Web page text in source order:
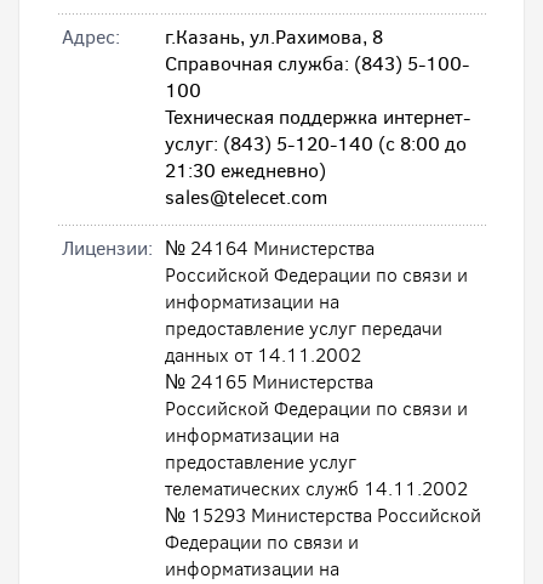
Адрес:
г.Казань, ул.Рахимова, 8
Справочная служба: (843) 5-100-
100
Техническая поддержка интернет-
услуг: (843) 5-120-140 (с 8:00 до
21:30 ежедневно)
sales@telecet.com
Лицензии: № 24164 Министерства
Российской Федерации по связи и
информатизации на
предоставление услуг передачи
данных от 14.11.2002
№ 24165 Министерства
Российской Федерации по связи и
информатизации на
предоставление услуг
телематических служб 14.11.2002
№ 15293 Министерства Российской
Федерации по связи и
информатизации на